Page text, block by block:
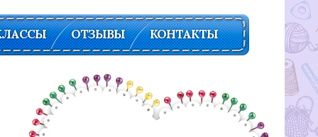
ОТЗЫВЫ КОНТАКТЫ